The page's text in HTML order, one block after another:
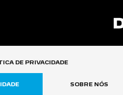
DE PRIVACIDADE
SOBRE NÓS